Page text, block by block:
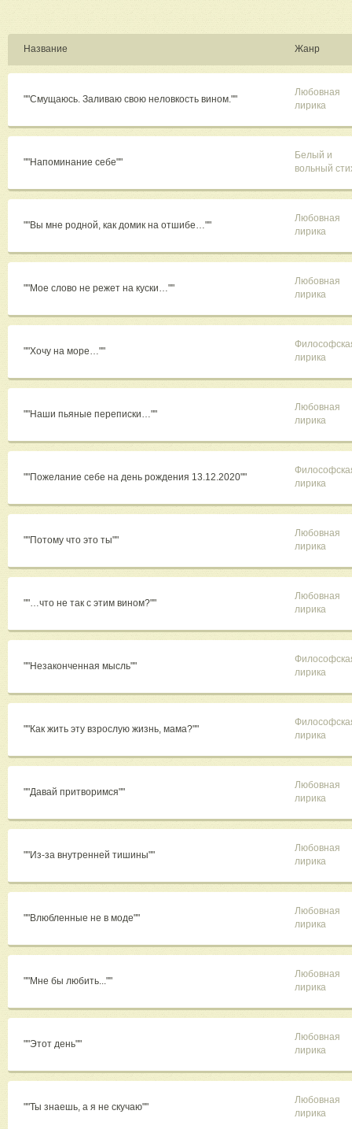
Название Жанр
""Смущаюсь. Заливаю свою неловкость вином.""
Любовная
лирика
""Напоминание себе""
Белый и
вольный
""Вы мне родной, как домик на отшибе…""
Любовная
лирика
""Мое слово не режет на куски…""
Любовная
лирика
""Хочу на море…""
лирика
""Наши пьяные переписки…""
Любовная
лирика
""Пожелание себе на день рождения 13.12.2020""
лирика
""Потому что это ты""
Любовная
лирика
""…что не так с этим вином?""
Любовная
лирика
""Незаконченная мысль""
лирика
""Как жить эту взрослую жизнь, мама?""
лирика
""Давай притворимся""
Любовная
лирика
""Из-за внутренней тишины""
Любовная
лирика
""Влюбленные не в моде""
Любовная
лирика
""Мне бы любить...""
Любовная
лирика
""Этот день""
Любовная
лирика
""Ты знаешь, а я не скучаю""
Любовная
лирика